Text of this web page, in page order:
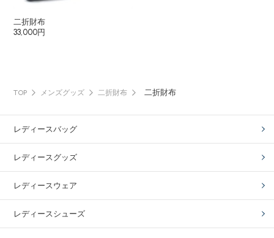
二折財布
33,000円
TOP メンズグッズ 二折財布 二折財布
レディースバッグ
レディースグッズ
レディースウェア
レディースシューズ